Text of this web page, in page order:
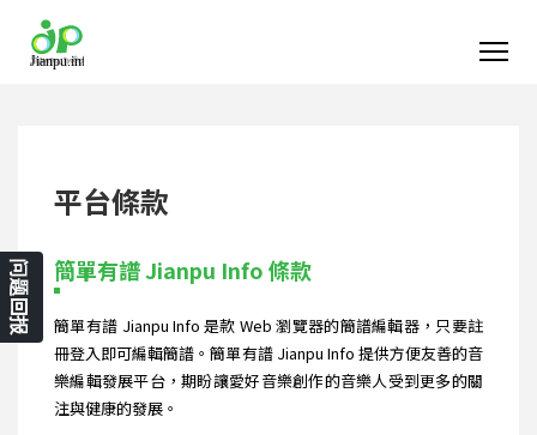
平台條款
簡單有譜 Jianpu Info 條款
簡單有譜 Jianpu Info 是款 Web 瀏覽器的簡譜編輯器，只要註
冊登入即可編輯簡譜。簡單有譜 Jianpu Info 提供方便友善的音
樂編輯發展平台，期盼讓愛好音樂創作的音樂人受到更多的關
注與健康的發展。
问题回报